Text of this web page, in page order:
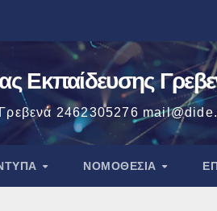
Εκπαίδευσης
2462305276
ΝΟΜΟΘΕΣΙΑ